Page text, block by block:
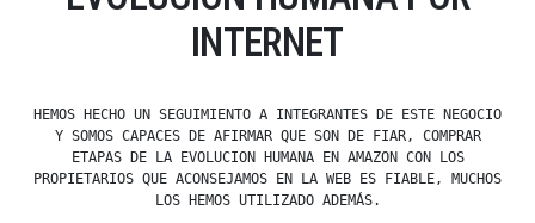
INTERNET
HEMOS HECHO UN SEGUIMIENTO A INTEGRANTES DE ESTE NEGOCIO
Y SOMOS CAPACES DE AFIRMAR QUE SON DE FIAR, COMPRAR
ETAPAS DE LA EVOLUCION HUMANA EN AMAZON CON LOS
PROPIETARIOS QUE ACONSEJAMOS EN LA WEB ES FIABLE, MUCHOS
LOS HEMOS UTILIZADO ADEMÁS.